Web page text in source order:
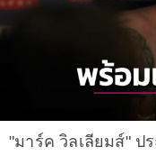
"มาร์ค วิลเลียมส์" ป